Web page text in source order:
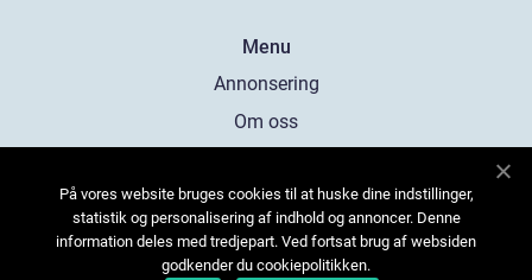
Menu
Annonsering
Om oss
Kontakta oss
Sitemap
På vores website bruges cookies til at huske dine indstillinger,
statistik og personalisering af indhold og annoncer. Denne
information deles med tredjepart. Ved fortsat brug af websiden
godkender du cookiepolitikken.